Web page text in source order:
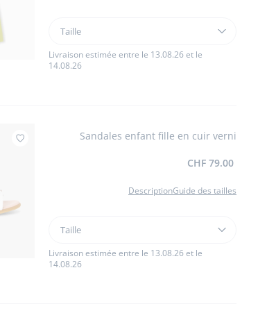
Taille
Robe
de
cérémonie
Taille
Livraison estimée entre le 13.08.26 et le
14.08.26
Ajouter à mes favoris : Sandales enfant fille
Sandales enfant fille en cuir verni
CHF 79.00
Description Guide des tailles
Taille
Sandales
enfant
fille
Taille
Livraison estimée entre le 13.08.26 et le
14.08.26